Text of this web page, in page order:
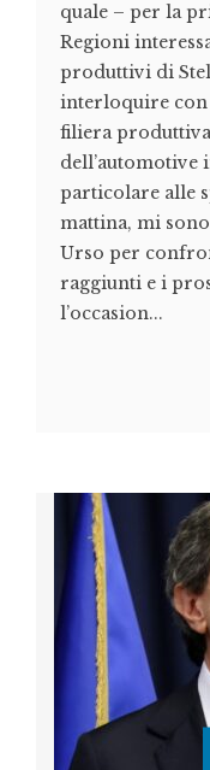
quale – per la
Regioni
produttivi di
interloquire con
filiera
dell’automotive
particolare alle
mattina, mi
Urso per
raggiunti e i
l’occasion...